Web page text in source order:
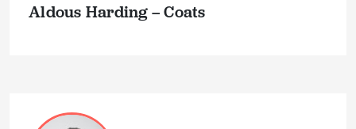
Aldous Harding – Coats